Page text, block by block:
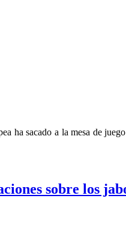
sacado a la mesa de
sobre los